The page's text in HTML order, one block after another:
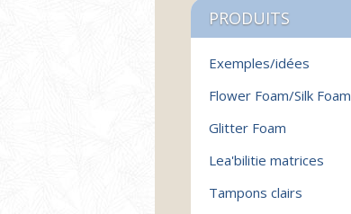
PRODUITS
Exemples/idées
Flower Foam/Silk Foam
Glitter Foam
Lea'bilitie matrices
Tampons clairs